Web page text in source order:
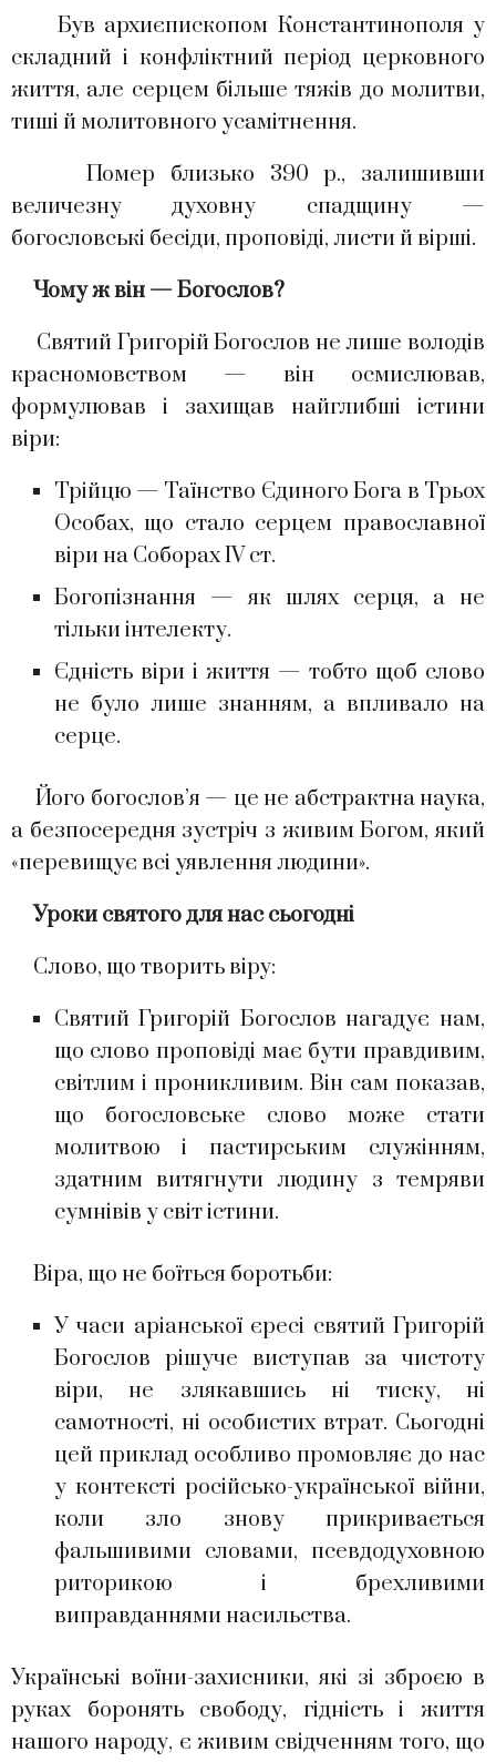
Був архиєпископом Константинополя у
складний і конфліктний період церковного
життя, але серцем більше тяжів до молитви,
тиші й молитовного усамітнення.
Помер близько 390 р., залишивши
величезну духовну спадщину —
богословські бесіди, проповіді, листи й вірші.
Чому ж він — Богослов?
Святий Григорій Богослов не лише володів
красномовством — він осмислював,
формулював і захищав найглибші істини
віри:
Трійцю — Таїнство Єдиного Бога в Трьох
Особах, що стало серцем православної
віри на Соборах IV ст.
Богопізнання — як шлях серця, а не
тільки інтелекту.
Єдність віри і життя — тобто щоб слово
не було лише знанням, а впливало на
серце.
Його богослов’я — це не абстрактна наука,
а безпосередня зустріч з живим Богом, який
«перевищує всі уявлення людини».
Уроки святого для нас сьогодні
Слово, що творить віру:
Святий Григорій Богослов нагадує нам,
що слово проповіді має бути правдивим,
світлим і проникливим. Він сам показав,
що богословське слово може стати
молитвою і пастирським служінням,
здатним витягнути людину з темряви
сумнівів у світ істини.
Віра, що не боїться боротьби:
У часи аріанської єресі святий Григорій
Богослов рішуче виступав за чистоту
віри, не злякавшись ні тиску, ні
самотності, ні особистих втрат. Сьогодні
цей приклад особливо промовляє до нас
у контексті російсько-української війни,
коли зло знову прикривається
фальшивими словами, псевдодуховною
риторикою і брехливими
виправданнями насильства.
Українські воїни-захисники, які зі зброєю в
руках боронять свободу, гідність і життя
нашого народу, є живим свідченням того, що